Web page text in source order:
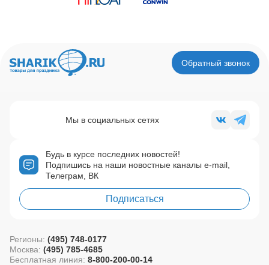
Обратный звонок
Будь в курсе последних новостей!
Подпишись на наши новостные каналы e-mail,
Телеграм, ВК
Подписаться
Мы в социальных сетях
Регионы: (495) 748-0177
Москва: (495) 785-4685
Бесплатная линия: 8-800-200-00-14